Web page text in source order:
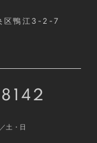
区鴨江3-2-7
土・日